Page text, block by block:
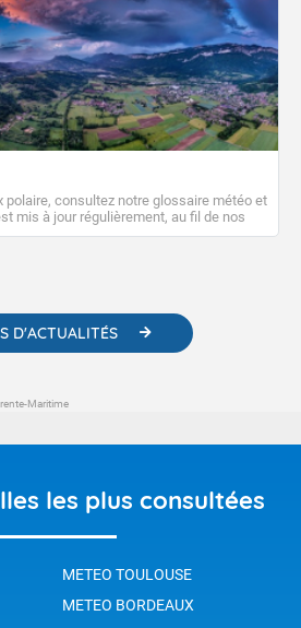
polaire, consultez notre glossaire météo et
mis à jour régulièrement, au fil de nos
également des liens utiles vers nos
D'ACTUALITÉS
Maritime
les plus consultées
METEO TOULOUSE
METEO BORDEAUX